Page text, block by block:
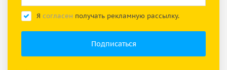
Я согласен получать рекламную рассылку.